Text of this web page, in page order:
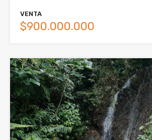
VENTA
$900.000.000